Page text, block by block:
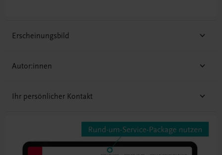
Erscheinungsbild
Autor:innen
Ihr persönlicher Kontakt